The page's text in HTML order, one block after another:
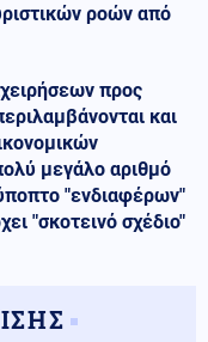
ροών από
προς
και
μεγάλο αριθμό
"ενδιαφέρων"
"σκοτεινό σχέδιο"